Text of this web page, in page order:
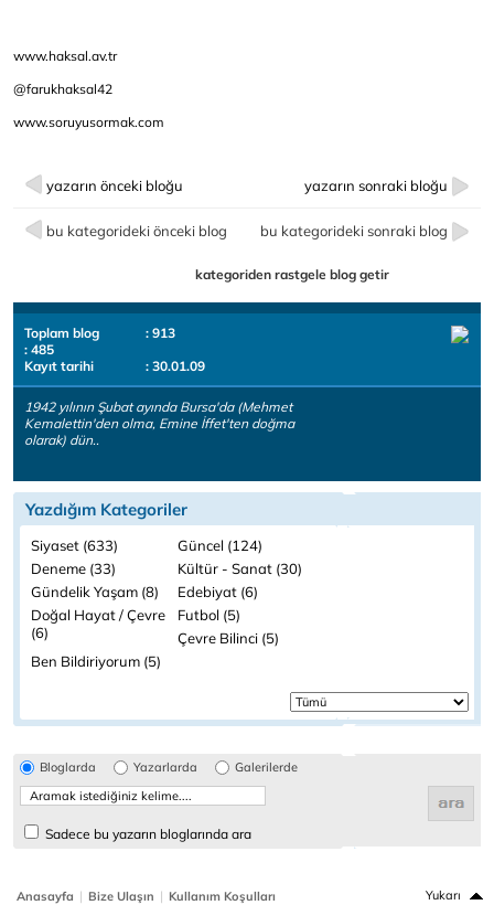
www.haksal.av.tr
@farukhaksal42
www.soruyusormak.com
yazarın önceki bloğu yazarın sonraki bloğu
bu kategorideki önceki blog bu kategorideki sonraki blog
kategoriden rastgele blog getir
Toplam blog
: 913
: 485
Kayıt tarihi
: 30.01.09
1942 yılının Şubat ayında Bursa'da (Mehmet
Kemalettin'den olma, Emine İffet'ten doğma
olarak) dün..
Yazdığım Kategoriler
Siyaset (633)
Güncel (124)
Deneme (33)
Kültür - Sanat (30)
Gündelik Yaşam (8)
Edebiyat (6)
Doğal Hayat / Çevre
(6)
Futbol (5)
Çevre Bilinci (5)
Ben Bildiriyorum (5)
Bloglarda Yazarlarda Galerilerde
Sadece bu yazarın bloglarında ara
Anasayfa | Bize Ulaşın | Kullanım Koşulları Yukarı